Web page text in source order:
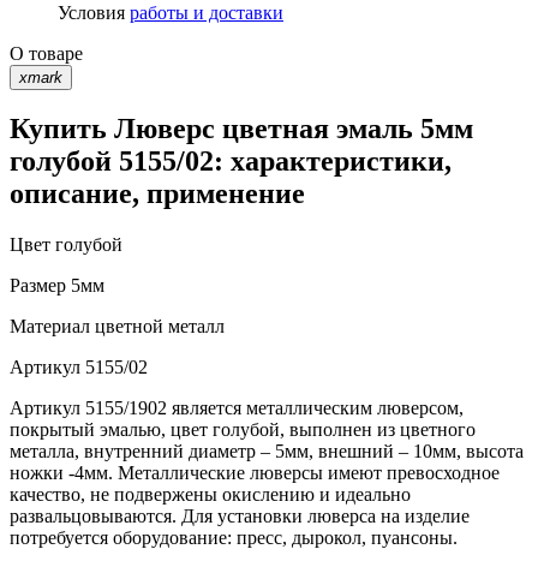
Условия работы и доставки
О товаре
xmark
Купить Люверс цветная эмаль 5мм
голубой 5155/02: характеристики,
описание, применение
Цвет голубой
Размер 5мм
Материал цветной металл
Артикул 5155/02
Артикул 5155/1902 является металлическим люверсом,
покрытый эмалью, цвет голубой, выполнен из цветного
металла, внутренний диаметр – 5мм, внешний – 10мм, высота
ножки -4мм. Металлические люверсы имеют превосходное
качество, не подвержены окислению и идеально
развальцовываются. Для установки люверса на изделие
потребуется оборудование: пресс, дырокол, пуансоны.